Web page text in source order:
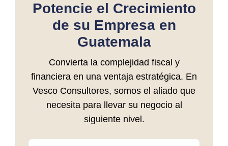
Potencie el Crecimiento
de su Empresa en
Guatemala
Convierta la complejidad fiscal y
financiera en una ventaja estratégica. En
Vesco Consultores, somos el aliado que
necesita para llevar su negocio al
siguiente nivel.